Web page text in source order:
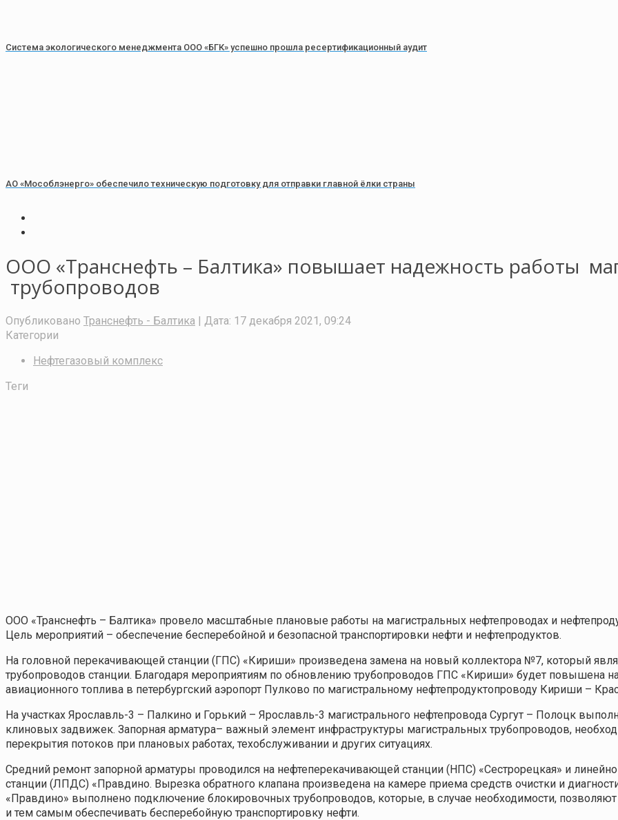
Система экологического менеджмента ООО «БГК» успешно прошла ресертификационный аудит
АО «Мособлэнерго» обеспечило техническую подготовку для отправки главной ёлки страны
ООО «Транснефть – Балтика» повышает надежность работы
трубопроводов
Опубликовано Транснефть - Балтика | Дата: 17 декабря 2021, 09:24
Категории
Нефтегазовый комплекс
Теги
ООО «Транснефть – Балтика» провело масштабные плановые работы на магистральных нефтепроводах и
Цель мероприятий – обеспечение бесперебойной и безопасной транспортировки нефти и нефтепродуктов.
На головной перекачивающей станции (ГПС) «Кириши» произведена замена на новый коллектора №7, который
трубопроводов станции. Благодаря мероприятиям по обновлению трубопроводов ГПС «Кириши» будет повышена
авиационного топлива в петербургский аэропорт Пулково по магистральному нефтепродуктопроводу Кириши –
На участках Ярославль-3 – Палкино и Горький – Ярославль-3 магистрального нефтепровода Сургут – Полоцк
клиновых задвижек. Запорная арматура– важный элемент инфраструктуры магистральных трубопроводов,
перекрытия потоков при плановых работах, техобслуживании и других ситуациях.
Средний ремонт запорной арматуры проводился на нефтеперекачивающей станции (НПС) «Сестрорецкая» и
станции (ЛПДС) «Правдино. Вырезка обратного клапана произведена на камере приема средств очистки и
«Правдино» выполнено подключение блокировочных трубопроводов, которые, в случае необходимости,
и тем самым обеспечивать бесперебойную транспортировку нефти.